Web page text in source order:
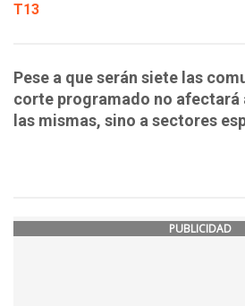
T13
Pese a que serán siete las
corte programado no afectará
las mismas, sino a sectores
PUBLICIDAD